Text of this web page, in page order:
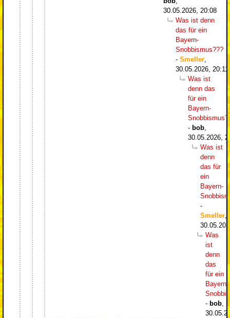
30.05.2026, 20:08
Was ist denn
das für ein
Bayern-
Snobbismus???
- Smeller
30.05.2026, 20:11
Was ist
denn das
für ein
Bayern-
- bob
30.05.2026,
Was ist
denn
das für
ein
Bayern-
-
Smeller
Was
ist
denn
das
für ein
Bayern-
- bob